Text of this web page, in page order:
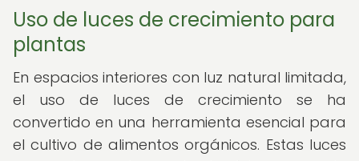
Uso de luces de crecimiento para
plantas
En espacios interiores con luz natural limitada,
el uso de luces de crecimiento se ha
convertido en una herramienta esencial para
el cultivo de alimentos orgánicos. Estas luces